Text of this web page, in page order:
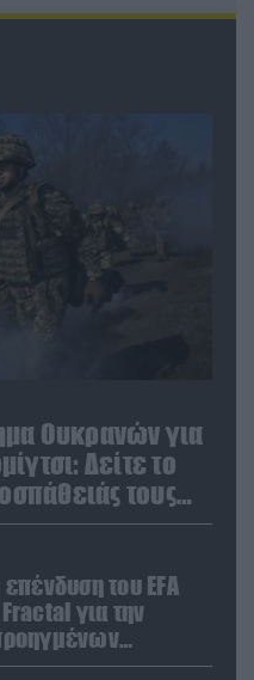
Ουκρανών για
Δείτε το
τους
επένδυση του EFA
Fractal για την
σε